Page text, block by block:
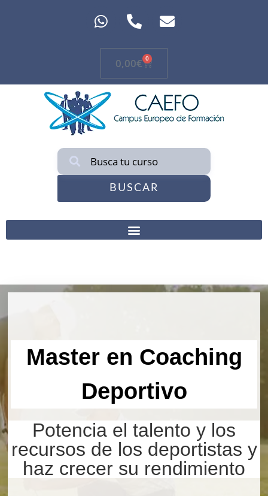
0,00€ 0
BUSCAR
Master en Coaching
Deportivo
Potencia el talento y los
recursos de los deportistas y
haz crecer su rendimiento